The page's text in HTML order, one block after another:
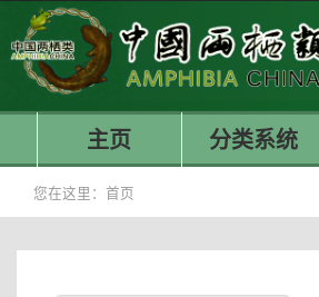
主页 分类系统
您在这里： 首页